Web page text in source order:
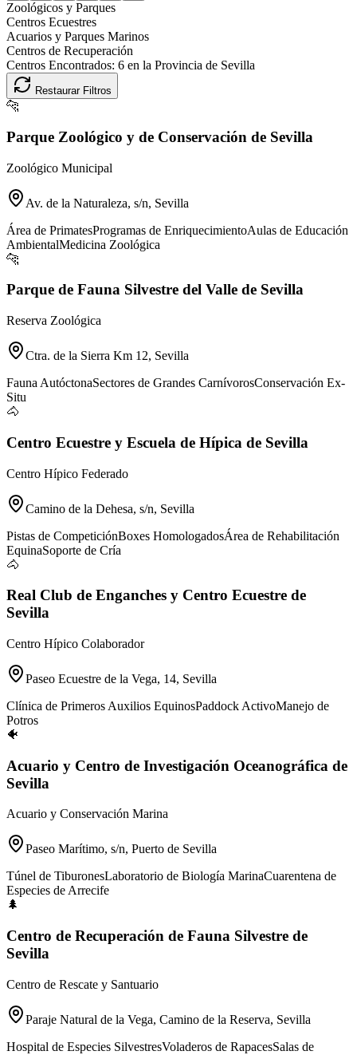
Zoológicos y Parques
Centros Ecuestres
Acuarios y Parques Marinos
Centros de Recuperación
Centros Encontrados: 6 en la Provincia de Sevilla
Restaurar Filtros
🐆
Parque Zoológico y de Conservación de Sevilla
Zoológico Municipal
Av. de la Naturaleza, s/n, Sevilla
Área de PrimatesProgramas de EnriquecimientoAulas de Educación
AmbientalMedicina Zoológica
🐆
Parque de Fauna Silvestre del Valle de Sevilla
Reserva Zoológica
Ctra. de la Sierra Km 12, Sevilla
Fauna AutóctonaSectores de Grandes CarnívorosConservación Ex-
Situ
🐴
Centro Ecuestre y Escuela de Hípica de Sevilla
Centro Hípico Federado
Camino de la Dehesa, s/n, Sevilla
Pistas de CompeticiónBoxes HomologadosÁrea de Rehabilitación
EquinaSoporte de Cría
🐴
Real Club de Enganches y Centro Ecuestre de
Sevilla
Centro Hípico Colaborador
Paseo Ecuestre de la Vega, 14, Sevilla
Clínica de Primeros Auxilios EquinosPaddock ActivoManejo de
Potros
🐠
Acuario y Centro de Investigación Oceanográfica de
Sevilla
Acuario y Conservación Marina
Paseo Marítimo, s/n, Puerto de Sevilla
Túnel de TiburonesLaboratorio de Biología MarinaCuarentena de
Especies de Arrecife
🌲
Centro de Recuperación de Fauna Silvestre de
Sevilla
Centro de Rescate y Santuario
Paraje Natural de la Vega, Camino de la Reserva, Sevilla
Hospital de Especies SilvestresVoladeros de RapacesSalas de